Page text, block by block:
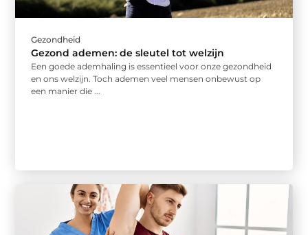
Gezondheid
Gezond ademen: de sleutel tot welzijn
Een goede ademhaling is essentieel voor onze gezondheid
en ons welzijn. Toch ademen veel mensen onbewust op
een manier die ...